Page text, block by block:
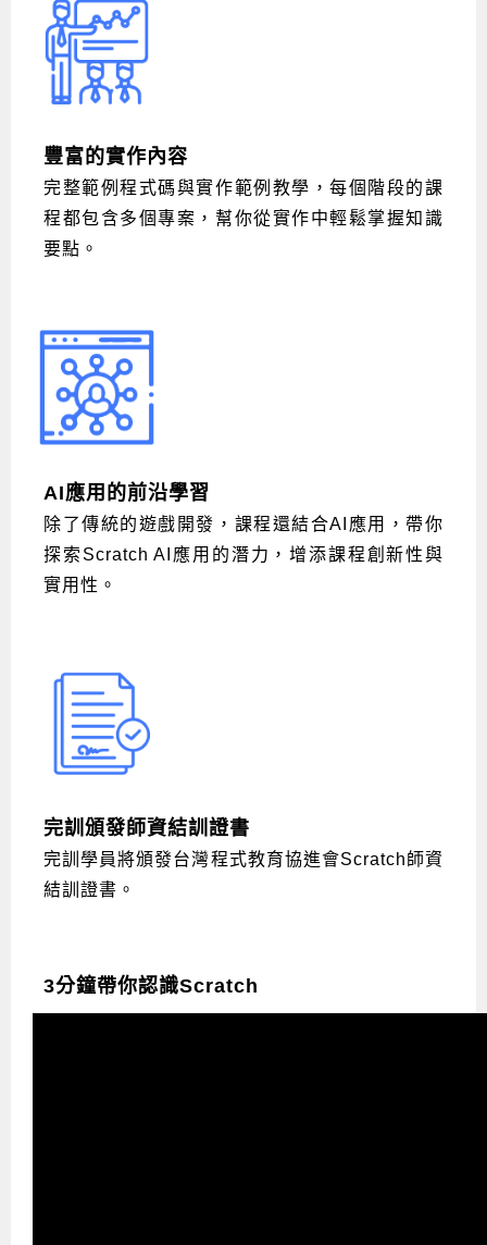
豐富的實作內容
完整範例程式碼與實作範例教學，每個階段的課
程都包含多個專案，幫你從實作中輕鬆掌握知識
要點。
AI應用的前沿學習
除了傳統的遊戲開發，課程還結合AI應用，帶你
探索Scratch AI應用的潛力，增添課程創新性與
實用性。
完訓頒發師資結訓 證書
完訓學員將頒發台灣程式教育協進會Scratch師資
結訓證書。
3分鐘帶你認識Scratch